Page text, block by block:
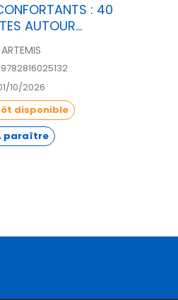
: 40
AUTOUR...
ARTEMIS
9782816025132
10/2026
disponible
paraître